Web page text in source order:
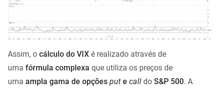
Assim, o cálculo do VIX é realizado através de
uma fórmula complexa que utiliza os preços de
uma ampla gama de opções put e call do S&P 500. A